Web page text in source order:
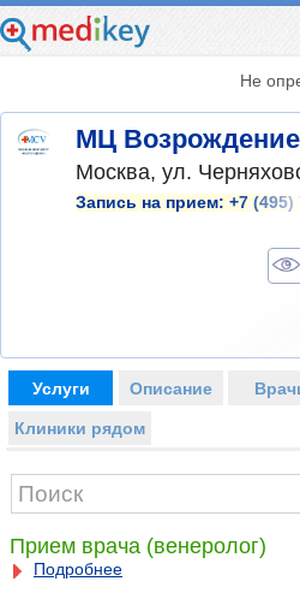
Не
МЦ Возрождение
Москва, ул.
Запись на прием: +7 (495)
Услуги Описание
Клиники рядом
Прием врача (венеролог)
Подробнее